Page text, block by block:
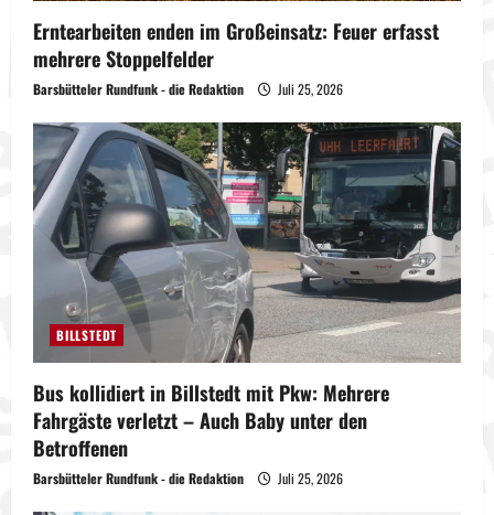
Erntearbeiten enden im Großeinsatz: Feuer erfasst
mehrere Stoppelfelder
Barsbütteler Rundfunk - die Redaktion Juli 25, 2026
BILLSTEDT
Bus kollidiert in Billstedt mit Pkw: Mehrere
Fahrgäste verletzt – Auch Baby unter den
Betroffenen
Barsbütteler Rundfunk - die Redaktion Juli 25, 2026